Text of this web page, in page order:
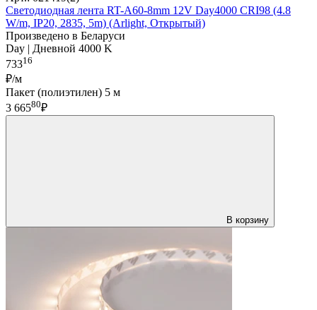
Светодиодная лента RT-A60-8mm 12V Day4000 CRI98 (4.8
W/m, IP20, 2835, 5m) (Arlight, Открытый)
Произведено в Беларуси
Day | Дневной 4000 K
73316
₽/м
Пакет (полиэтилен) 5 м
3 66580₽
В корзину